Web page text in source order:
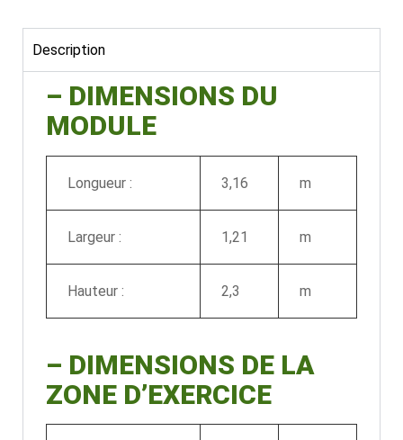
Description
– DIMENSIONS DU
MODULE
Longueur : 3,16 m
Largeur : 1,21 m
Hauteur : 2,3 m
– DIMENSIONS DE LA
ZONE D’EXERCICE